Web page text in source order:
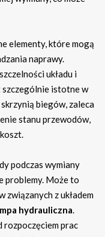
elementy, które mogą
naprawy.
układu i
szczególnie istotne w
biegów, zaleca
stanu przewodów,
podczas wymiany
problemy. Może to
związanych z układem
hydrauliczna.
rozpoczęciem prac